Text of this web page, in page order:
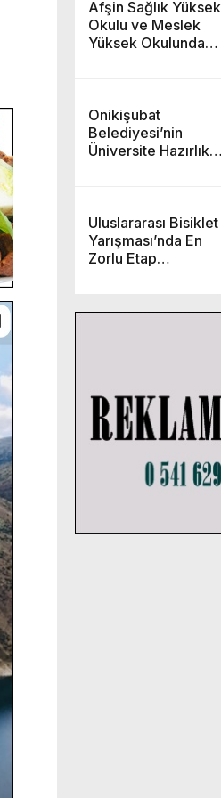
Afşin Sağlık Yüksek
Okulu ve Meslek
Yüksek Okulunda
Onikişubat
Belediyesi’nin
Üniversite Hazırlık
Uluslararası Bisiklet
Yarışması’nda En
Zorlu Etap